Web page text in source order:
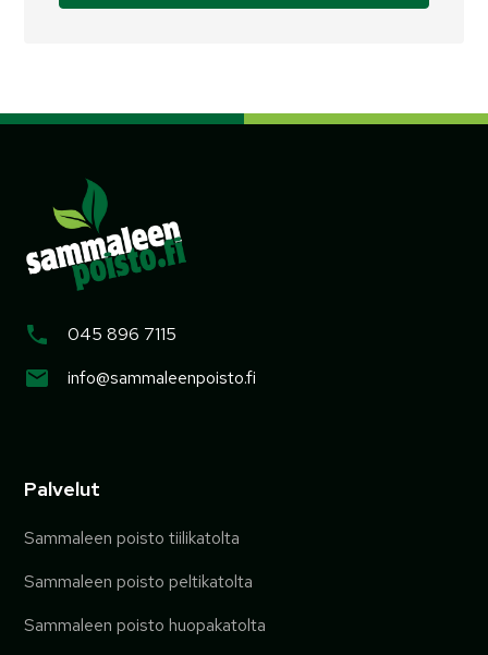
045 896 7115
info@sammaleenpoisto.fi
Palvelut
Sammaleen poisto tiilikatolta
Sammaleen poisto peltikatolta
Sammaleen poisto huopakatolta